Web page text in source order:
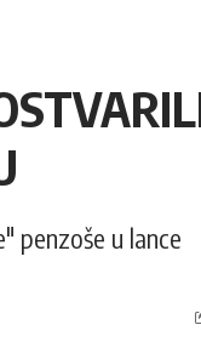
penzoše u lance